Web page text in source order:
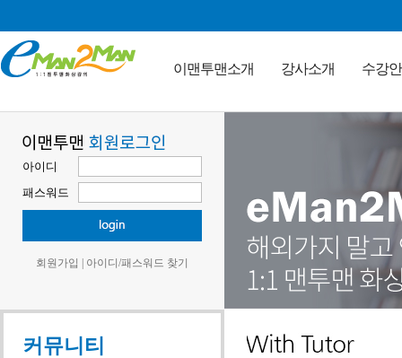
이맨투맨소개 강사소개 수강
아이디
패스워드
회원가입 아이디/패스워드 찾기
커뮤니티